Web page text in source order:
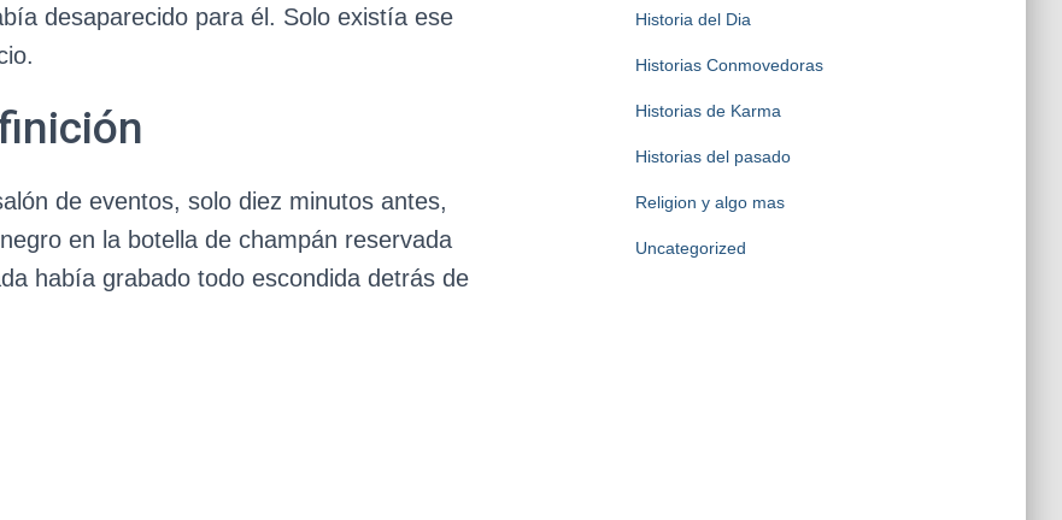
desaparecido para él. Solo existía ese
de eventos, solo diez minutos antes,
en la botella de champán reservada
había grabado todo escondida detrás de
Historia del Dia
Historias Conmovedoras
Historias de Karma
Historias del pasado
Religion y algo mas
Uncategorized